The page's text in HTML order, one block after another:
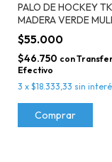
PALO DE HOCKEY TK
MADERA VERDE
MAXI KIDS
$55.000
$46.750 con
Efectivo
3 x $18.333,33 sin
Comprar